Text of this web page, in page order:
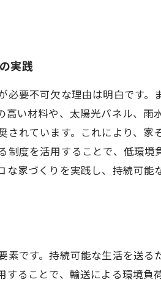
実践
要不可欠な理由は明白です
い材料や、太陽光パネル、
れています。これにより、
度を活用することで、低環
家づくりを実践し、持続可能
です。持続可能な生活を送
ることで、輸送による環境